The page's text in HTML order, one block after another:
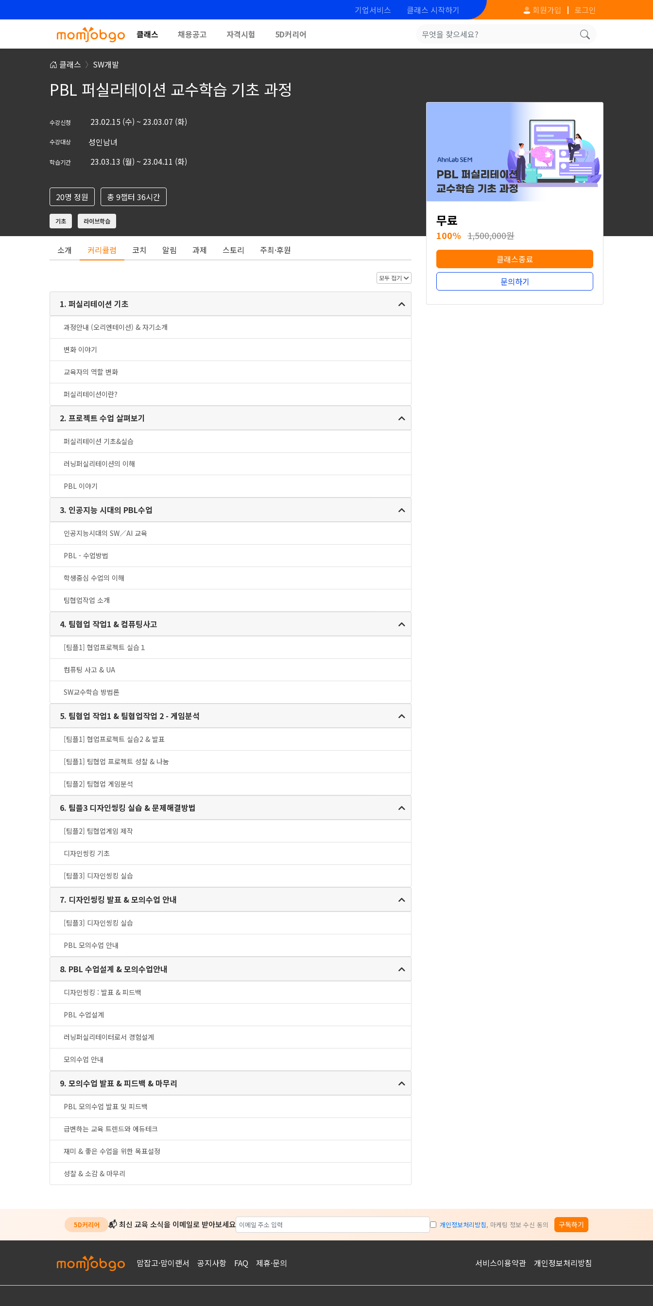
기업서비스 클래스 시작하기 회원가입 로그인
클래스 채용공고 자격시험 5D커리어
클래스 SW개발
PBL 퍼실리테이션 교수학습 기초 과정
수강신청 23.02.15 (수) ~ 23.03.07 (화)
수강대상 성인남녀
학습기간 23.03.13 (월) ~ 23.04.11 (화)
20명 정원 총 9챕터 36시간
기초 라이브학습 무료
100% 1,500,000원
클래스종료
문의하기
소개 커리큘럼 코치 알림 과제 스토리 주최·후원
모두 접기
1. 퍼실리테이션 기초
과정안내 (오리엔테이션) & 자기소개
변화 이야기
교육자의 역할 변화
퍼실리테이션이란?
2. 프로젝트 수업 살펴보기
퍼실리테이션 기초&실습
러닝퍼실리테이션의 이해
PBL 이야기
3. 인공지능 시대의 PBL수업
인공지능시대의 SW／AI 교육
PBL - 수업방법
학생중심 수업의 이해
팀협업작업 소개
4. 팀협업 작업1 & 컴퓨팅사고
[팀플1] 협업프로젝트 실습１
컴퓨팅 사고 & UA
SW교수학습 방법론
5. 팀협업 작업1 & 팀협업작업 2 - 게임분석
[팀플1] 협업프로젝트 실습2 & 발표
[팀플1] 팀협업 프로젝트 성찰 & 나눔
[팀플2] 팀협업 게임분석
6. 팀플3 디자인씽킹 실습 & 문제해결방법
[팀플2] 팀협업게임 제작
디자인씽킹 기초
[팀플3] 디자인씽킹 실습
7. 디자인씽킹 발표 & 모의수업 안내
[팀플3] 디자인씽킹 실습
PBL 모의수업 안내
8. PBL 수업설계 & 모의수업안내
디자인씽킹 : 발표 & 피드백
PBL 수업설계
러닝퍼실리테이터로서 경험설계
모의수업 안내
9. 모의수업 발표 & 피드백 & 마무리
PBL 모의수업 발표 및 피드백
급변하는 교육 트렌드와 에듀테크
재미 & 좋은 수업을 위한 목표설정
성찰 & 소감 & 마무리
5D커리어 📬 최신 교육 소식을 이메일로 받아보세요 개인정보처리방침, 마케팅 정보 수신 동의 구독하기
맘잡고·맘이랜서 공지사항 FAQ 제휴·문의 서비스이용약관 개인정보처리방침